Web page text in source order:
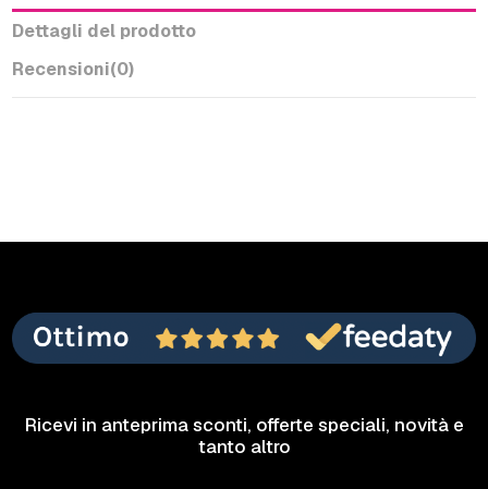
Dettagli del prodotto
Recensioni(0)
Ricevi in anteprima sconti, offerte speciali, novità e
tanto altro